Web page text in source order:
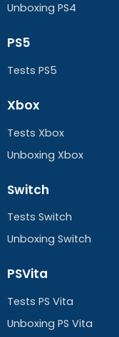
Unboxing PS4
PS5
Tests PS5
Xbox
Tests Xbox
Unboxing Xbox
Switch
Tests Switch
Unboxing Switch
PSVita
Tests PS Vita
Unboxing PS Vita